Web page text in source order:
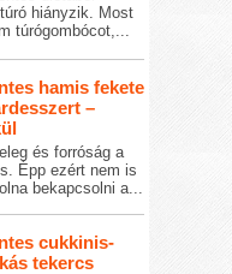
hiányzik. Most
túrógombócot,...
hamis fekete
–
és forróság a
Épp ezért nem is
bekapcsolni a...
cukkinis-
tekercs